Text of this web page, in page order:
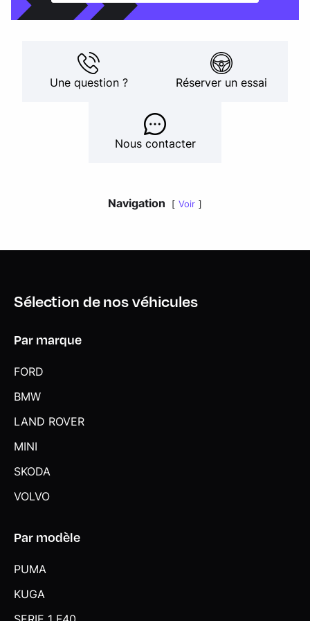
Une question ? Réserver un essai
Nous contacter
Navigation Voir
Sélection de nos véhicules
Par marque
FORD
BMW
LAND ROVER
MINI
SKODA
VOLVO
Par modèle
PUMA
KUGA